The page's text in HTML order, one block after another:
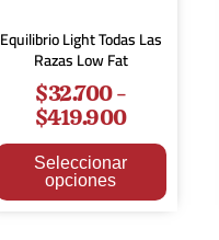
Equilibrio Light Todas Las
Razas Low Fat
$32.700-
$419.900
Seleccionar
opciones